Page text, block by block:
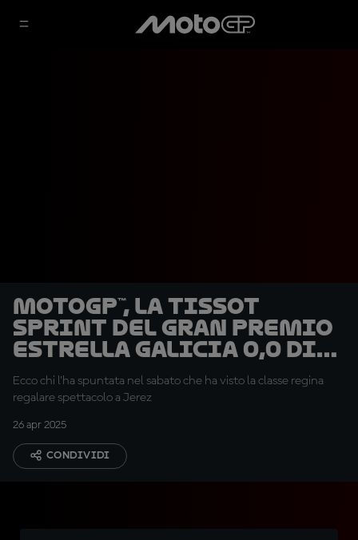
MotoGP™, la Tissot
Sprint del Gran Premio
Estrella Galicia 0,0 di
Spagna
Ecco chi l'ha spuntata nel sabato che ha visto la classe regina
regalare spettacolo a Jerez
26 apr 2025
CONDIVIDI